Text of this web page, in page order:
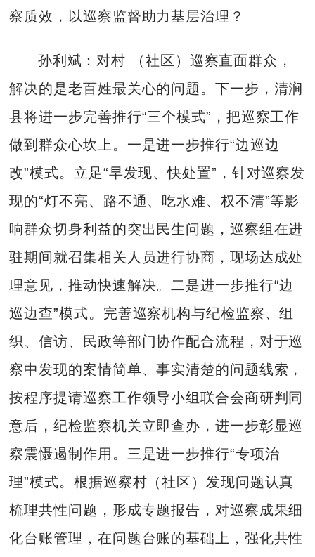
察质效，以巡察监督助力基层治理？
孙利斌：对村 （社区）巡察直面群众，
解决的是老百姓最关心的问题。下一步，清涧
县将进一步完善推行“三个模式”，把巡察工作
做到群众心坎上。一是进一步推行“边巡边
改”模式。立足“早发现、快处置”，针对巡察发
现的“灯不亮、路不通、吃水难、权不清”等影
响群众切身利益的突出民生问题，巡察组在进
驻期间就召集相关人员进行协商，现场达成处
理意见，推动快速解决。二是进一步推行“边
巡边查”模式。完善巡察机构与纪检监察、组
织、信访、民政等部门协作配合流程，对于巡
察中发现的案情简单、事实清楚的问题线索，
按程序提请巡察工作领导小组联合会商研判同
意后，纪检监察机关立即查办，进一步彰显巡
察震慑遏制作用。三是进一步推行“专项治
理”模式。根据巡察村（社区）发现问题认真
梳理共性问题，形成专题报告，对巡察成果细
化台账管理，在问题台账的基础上，强化共性